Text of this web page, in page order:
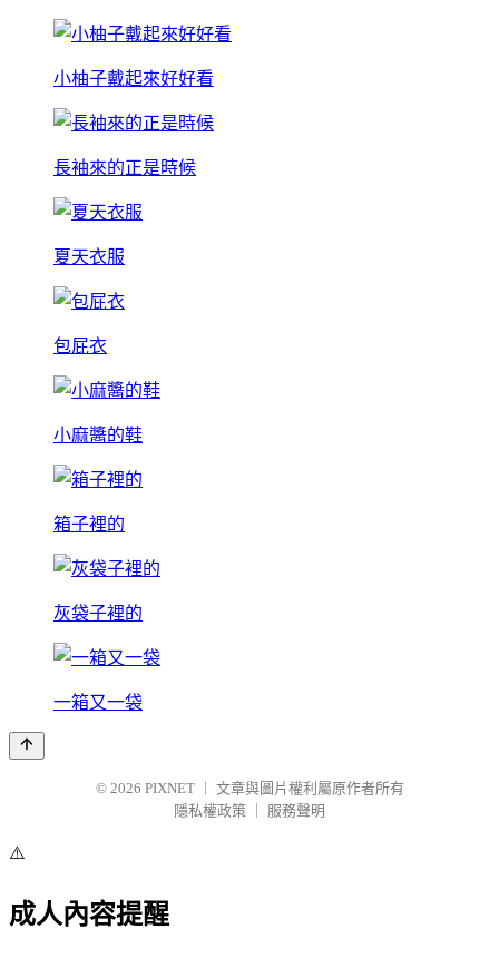
小柚子戴起來好好看
長袖來的正是時候
夏天衣服
包屁衣
小麻醬的鞋
箱子裡的
灰袋子裡的
一箱又一袋
© 2026 PIXNET
文章與圖片權利屬原作者所有
隱私權政策
服務聲明
⚠️
成人內容提醒